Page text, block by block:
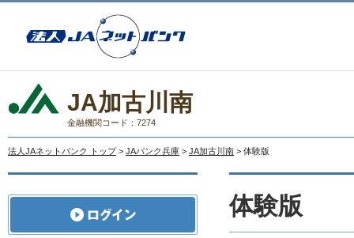
JA加古川南
金融機関コード：7274
法人JAネットバンク トップ > JAバンク兵庫 > JA加古川南 > 体験版
体験版